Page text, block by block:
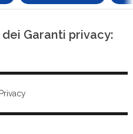
Garanti privacy:
Privacy